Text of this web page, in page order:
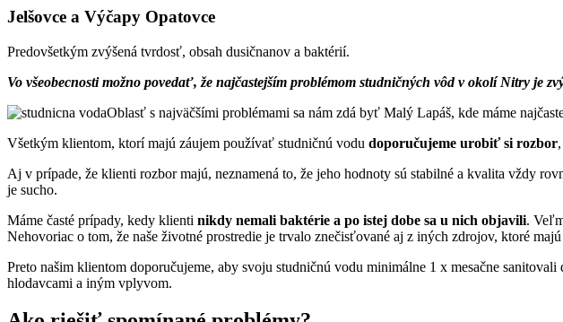
Jelšovce a Výčapy Opatovce
Predovšetkým zvýšená tvrdosť, obsah dusičnanov a baktérií.
Vo všeobecnosti možno povedať, že najčastejším problémom studničných vôd v okolí Nitry je
Oblasť s najväčšími problémami sa nám zdá byť Malý Lapáš, kde máme
Všetkým klientom, ktorí majú záujem používať studničnú vodu doporučujeme urobiť si rozbor
Aj v prípade, že klienti rozbor majú, neznamená to, že jeho hodnoty sú stabilné a kvalita vždy
je sucho.
Máme časté prípady, kedy klienti nikdy nemali baktérie a po istej dobe sa u nich objavili.
Nehovoriac o tom, že naše životné prostredie je trvalo znečisťované aj z iných zdrojov, ktoré
Preto našim klientom doporučujeme, aby svoju studničnú vodu minimálne 1 x mesačne
hlodavcami a iným vplyvom.